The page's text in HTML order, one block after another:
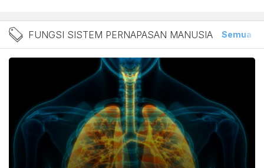
Berita Fungsi Sistem
FUNGSI SISTEM PERNAPASAN MANUSIA Semua